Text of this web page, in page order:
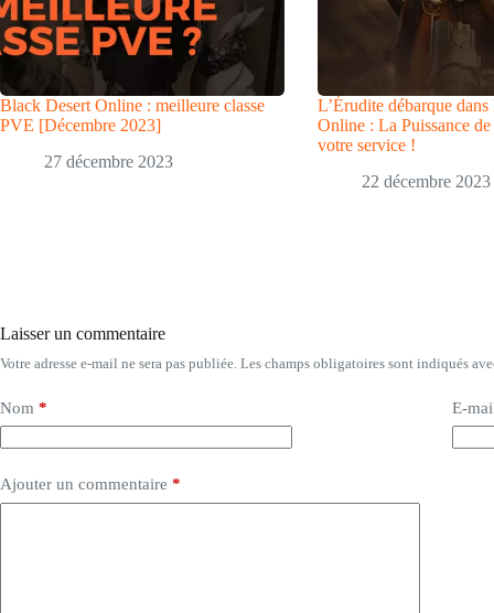
Black Desert Online : meilleure classe
PVE [Décembre 2023]
27 décembre 2023
L’Érudite débarque
Online : La Puissance
votre service !
22 décembre 2023
Laisser un commentaire
Votre adresse e-mail ne sera pas publiée. Les champs obligatoires sont indiqués
Nom * E-
Ajouter un commentaire *